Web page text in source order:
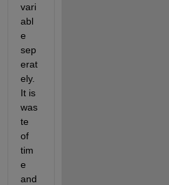
vari
abl
e
sep
erat
ely.
It is
was
te
of
tim
e
and